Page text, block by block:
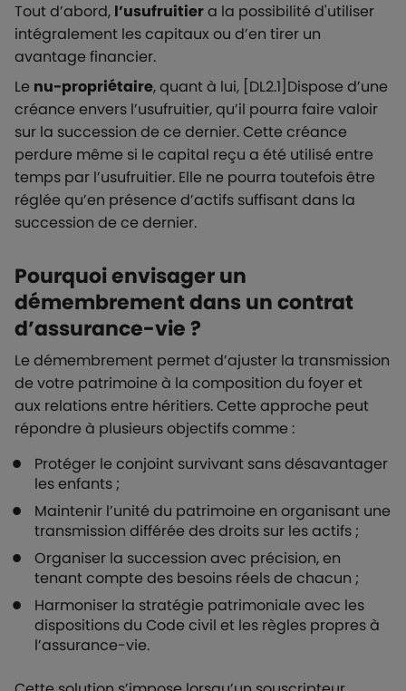
Tout d’abord, l’usufruitiera la possibilité d'utiliser
intégralement les capitaux ou d’en tirer un
avantage financier.
Le nu-propriétaire, quant à lui, [DL2.1]Dispose d’une
créance envers l’usufruitier, qu’il pourra faire valoir
sur la succession de ce dernier. Cette créance
perdure même si le capital reçu a été utilisé entre
temps par l’usufruitier. Elle ne pourra toutefois être
réglée qu’en présence d’actifs suffisant dans la
succession de ce dernier.
Pourquoi envisager un
démembrement dans un contrat
d’assurance-vie ?
Le démembrement permet d’ajuster la transmission
de votre patrimoine à la composition du foyer et
aux relations entre héritiers. Cette approche peut
répondre à plusieurs objectifs comme :
Protéger le conjoint survivant sans désavantager
les enfants ;
Maintenir l’unité du patrimoine en organisant une
transmission différée des droits sur les actifs ;
Organiser la succession avec précision, en
tenant compte des besoins réels de chacun ;
Harmoniser la stratégie patrimoniale avec les
dispositions du Code civil et les règles propres à
l’assurance-vie.